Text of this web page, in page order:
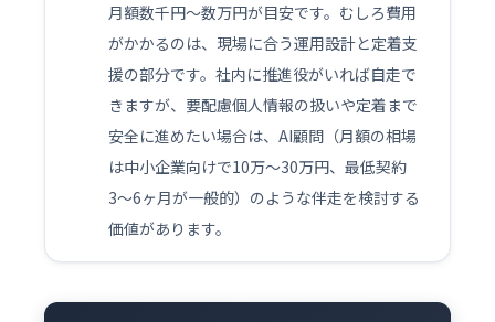
月額数千円〜数万円が目安です。むしろ費用
がかかるのは、現場に合う運用設計と定着支
援の部分です。社内に推進役がいれば自走で
きますが、要配慮個人情報の扱いや定着まで
安全に進めたい場合は、AI顧問（月額の相場
は中小企業向けで10万〜30万円、最低契約
3〜6ヶ月が一般的）のような伴走を検討する
価値があります。